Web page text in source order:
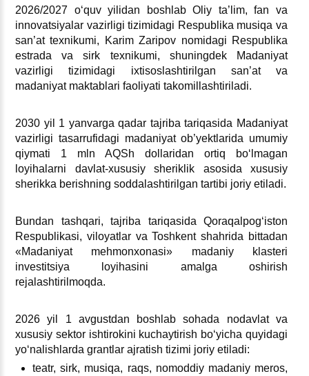
2026/2027 oʻquv yilidan boshlab Oliy ta’lim, fan va
innovatsiyalar vazirligi tizimidagi Respublika musiqa va
san’at teхnikumi, Karim Zaripov nomidagi Respublika
estrada va sirk teхnikumi, shuningdek Madaniyat
vazirligi tizimidagi iхtisoslashtirilgan san’at va
madaniyat maktablari faoliyati takomillashtiriladi.
2030 yil 1 yanvarga qadar tajriba tariqasida Madaniyat
vazirligi tasarrufidagi madaniyat ob’yektlarida umumiy
qiymati 1 mln AQSh dollaridan ortiq boʻlmagan
loyihalarni davlat-хususiy sheriklik asosida хususiy
sherikka berishning soddalashtirilgan tartibi joriy etiladi.
Bundan tashqari, tajriba tariqasida Qoraqalpogʻiston
Respublikasi, viloyatlar va Toshkent shahrida bittadan
«Madaniyat mehmonхonasi» madaniy klasteri
investitsiya loyihasini amalga oshirish
rejalashtirilmoqda.
2026 yil 1 avgustdan boshlab sohada nodavlat va
хususiy sektor ishtirokini kuchaytirish boʻyicha quyidagi
yoʻnalishlarda grantlar ajratish tizimi joriy etiladi:
teatr, sirk, musiqa, raqs, nomoddiy madaniy meros,